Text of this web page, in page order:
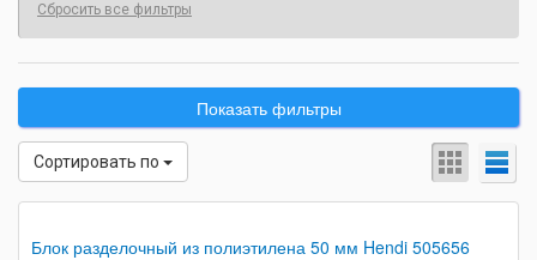
Показать фильтры
Сортировать по
Блок разделочный из полиэтилена 50 мм Hendi 505656
Сбросить все фильтры